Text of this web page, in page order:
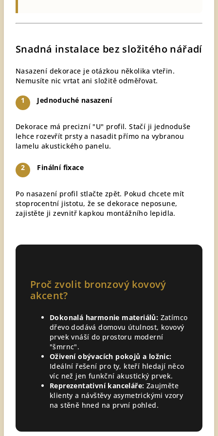
Snadná instalace bez složitého nářadí
Nasazení dekorace je otázkou několika vteřin.
Nemusíte nic vrtat ani složitě odměřovat.
1 Jednoduché nasazení
Dekorace má precizní "U" profil. Stačí ji jednoduše
lehce rozevřít prsty a nasadit přímo na vybranou
lamelu akustického panelu.
2 Finální fixace
Po nasazení profil stlačte zpět. Pokud chcete mít
stoprocentní jistotu, že se dekorace neposune,
zajistěte ji zevnitř kapkou montážního lepidla.
Proč zvolit bronzový kovový
akcent?
Dokonalá harmonie materiálů: Zatímco
dřevo dodává domovu útulnost, kovový
prvek vnáší do prostoru moderní
"šmrnc".
Oživení obývacích pokojů a ložnic:
Ideální řešení pro ty, kteří hledají něco
víc než jen funkční akustický prvek.
Reprezentativní kanceláře: Zaujměte
klienty a návštěvy asymetrickými vzory
na stěně hned na první pohled.